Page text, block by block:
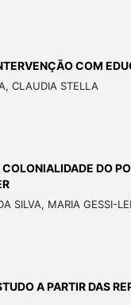
COM
CLAUDIA STELLA
DO
SILVA, MARIA GESSI-
A PARTIR DAS